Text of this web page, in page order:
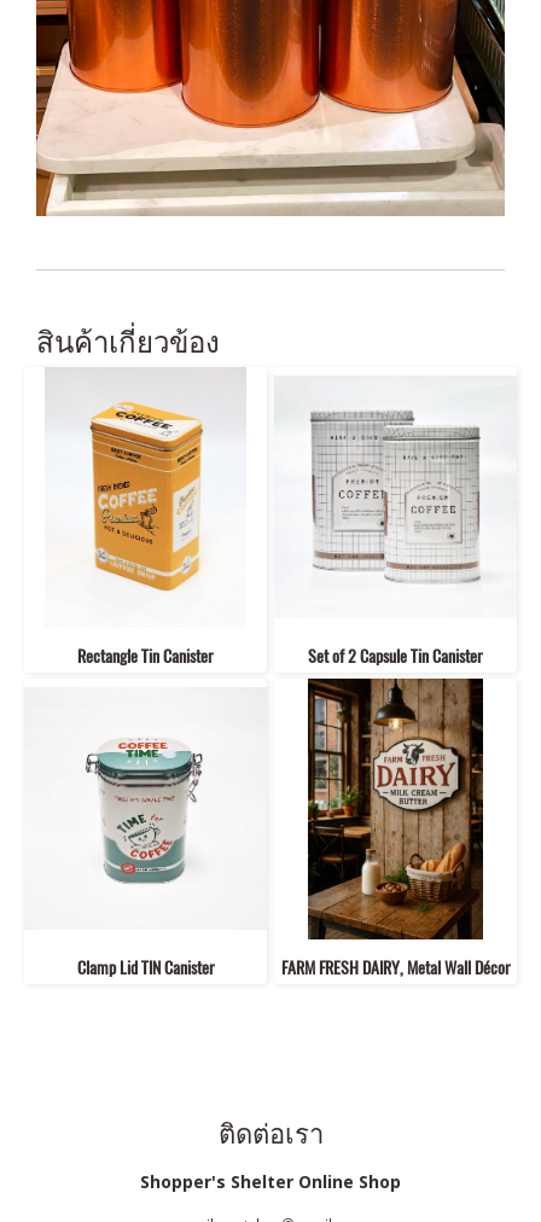
สินค้าเกี่ยวข้อง
Rectangle Tin Canister Set of 2 Capsule Tin Canister
Clamp Lid TIN Canister FARM FRESH DAIRY, Metal Wall Décor
ติดต่อเรา
Shopper's Shelter Online Shop